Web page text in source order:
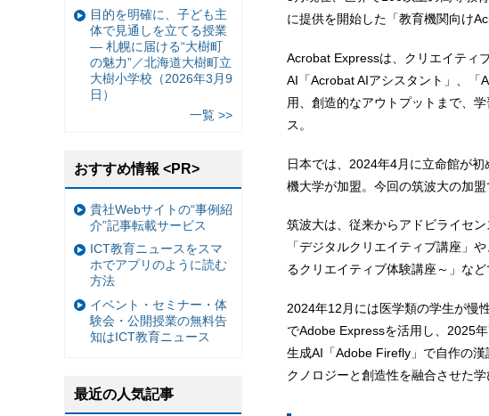
に提供を開始した「教育機関向け
Acrobat Expressは、クリエイティ
AI「Acrobat AIアシスタント」、「
用、創造的なアウトプットまで、
ス。
日本では、2024年4月に立命館が
機大学が加盟。今回の筑波大の加
筑波大は、従来からアドビライセ
「デジタルクリエイティブ講座」
るクリエイティブ体験講座～」な
2024年12月には医学類の学生が慢
でAdobe Expressを活用し、2025
生成AI「Adobe Firefly」で自作の
クノロジーと創造性を融合させた学
目的を明確に、子ども主
体で見通しを立てる授業
— 札幌に届ける“大樹町
の魅力”／北海道大樹町立
大樹小学校（2026年3月9
日）
一覧 >>
おすすめ情報 <PR>
貴社Webサイトの“事例紹
介”記事転載サービス
ICT教育ニュースをスマ
ホでアプリのように読む
方法
イベント・セミナー・体
験会・公開授業の無料告
知はICT教育ニュース
最近の人気記事